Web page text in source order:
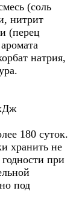
(соль
нитрит
(перец
натрия,
180 суток.
хранить не
при
под